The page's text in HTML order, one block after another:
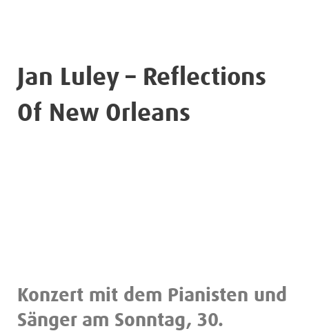
Jan Luley – Reflections
Of New Orleans
Konzert mit dem Pianisten und
Sänger am Sonntag, 30.